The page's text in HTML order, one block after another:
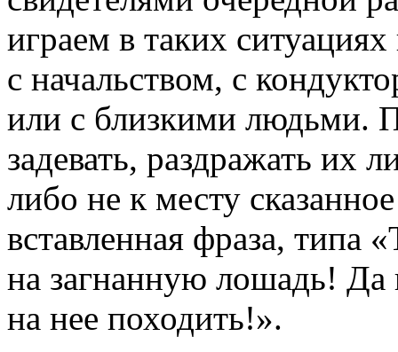
играем в таких
с начальством, с
или с близкими людьми.
задевать, раздражать их
либо не к месту
вставленная фраза, типа
на загнанную лошадь! Да
на нее походить!».